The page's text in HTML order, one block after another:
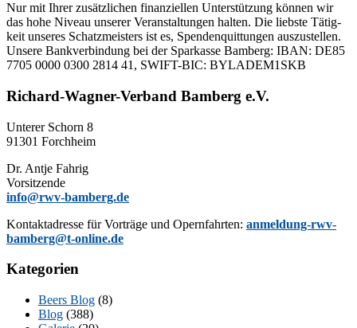
Nur mit Ih­rer zu­sätz­li­chen fi­nan­zi­el­len Un­ter­stüt­zung kön­nen wir
das hohe Ni­veau un­se­rer Ver­an­stal­tun­gen hal­ten. Die liebs­te Tä­tig­
keit un­se­res Schatz­meis­ters ist es, Spen­den­quit­tun­gen aus­zu­stel­len.
Un­se­re Bank­ver­bin­dung bei der Spar­kas­se Bam­berg: IBAN: DE85
7705 0000 0300 2814 41, SWIFT-BIC: BYLADEM1SKB
Richard-Wagner-Verband Bamberg e.V.
Un­te­rer Schorn 8
91301 Forchheim
Dr. Ant­je Fahrig
Vorsitzende
info@rwv-bamberg.de
Kon­takt­adres­se für Vor­trä­ge und Opern­fahr­ten: anmeldung-rwv-
bamberg@t-online.de
Kategorien
Beers Blog (8)
Blog (388)